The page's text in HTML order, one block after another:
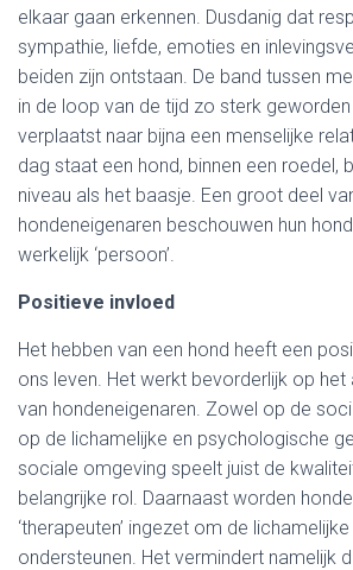
elkaar gaan erkennen. Dusdanig dat
sympathie, liefde, emoties en
beiden zijn ontstaan. De band tussen
in de loop van de tijd zo sterk
verplaatst naar bijna een menselijke
dag staat een hond, binnen een roedel,
niveau als het baasje. Een groot deel
hondeneigenaren beschouwen hun
werkelijk ‘persoon’.
Positieve invloed
Het hebben van een hond heeft een
ons leven. Het werkt bevorderlijk op het
van hondeneigenaren. Zowel op de
op de lichamelijke en psychologische
sociale omgeving speelt juist de
belangrijke rol. Daarnaast worden
‘therapeuten’ ingezet om de
ondersteunen. Het vermindert namelijk